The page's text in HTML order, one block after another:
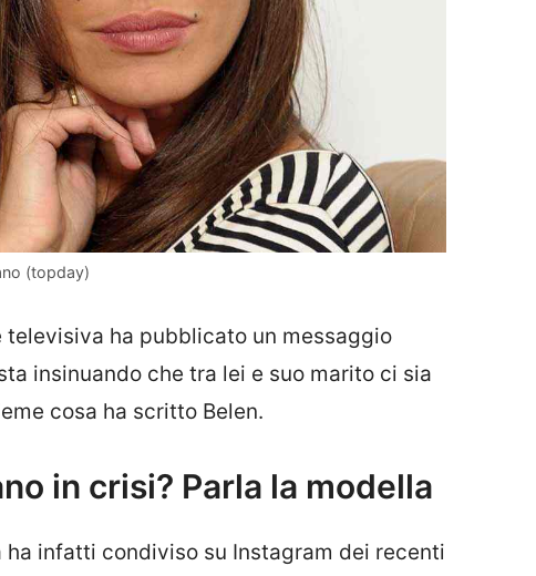
(topday)
ha pubblicato un messaggio
insinuando che tra lei e suo marito ci sia
cosa ha scritto Belen.
in crisi? Parla la modella
infatti condiviso su Instagram dei recenti